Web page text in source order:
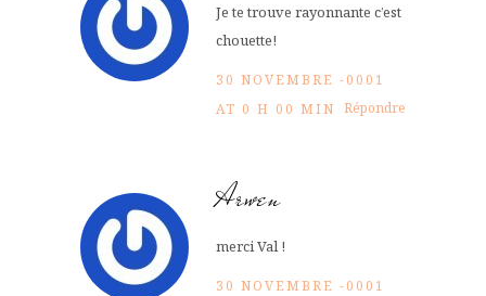
Je te trouve rayonnante c’est
chouette!
30 NOVEMBRE -0001
AT 0 H 00 MIN Répondre
Arwen
merci Val !
30 NOVEMBRE -0001